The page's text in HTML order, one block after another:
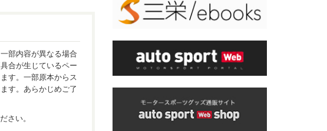
部内容が異なる場合
合が生じているペー
す。一部原本からス
す。あらかじめご了
さい。